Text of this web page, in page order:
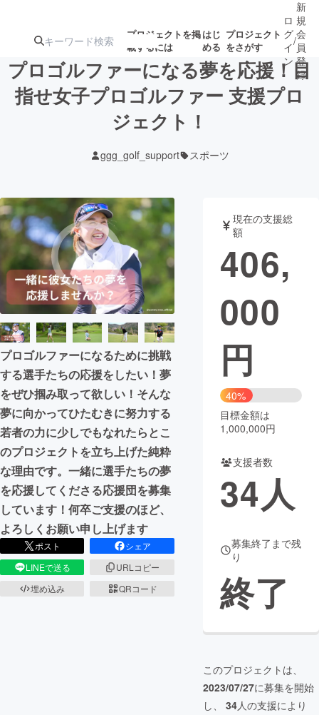
プロジェクトを掲
載するには
はじ
める
プロジェクト
をさがす
注目の新着プロ
募集終了が近いプ
テクノロジー・ガジェット
映像・映画 書籍・雑誌
ビジネス・起業 チャレンジ
まちづくり・地域活性化
CAMPFIRE for Social Good
CAMPFIRE Creation
CAMPFIREふるさと納税machi-ya コミュニティ
ロ
グ
イ
ン
/
新
規
会
員
登
録
プロゴルファーになる夢を応援！目
指せ女子プロゴルファー 支援プロ
ジェクト！
ggg_golf_support スポーツ
プロゴルファーになるために挑戦
する選手たちの応援をしたい！夢
をぜひ掴み取って欲しい！そんな
夢に向かってひたむきに努力する
若者の力に少しでもなれたらとこ
のプロジェクトを立ち上げた純粋
な理由です。一緒に選手たちの夢
を応援してくださる応援団を募集
しています！何卒ご支援のほど、
よろしくお願い申し上げます
ポスト
シェア
LINEで送る
URLコピー
埋め込み
QRコード
現在の支援総
額
406,
000
円
40%
目標金額は
1,000,000円
支援者数
34人
募集終了まで残
り
終了
このプロジェクトは、
2023/07/27に募集を開始
し、 34人の支援により